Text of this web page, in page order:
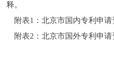
释。
附表1：北京市国内专利申请
附表2：北京市国外专利申请